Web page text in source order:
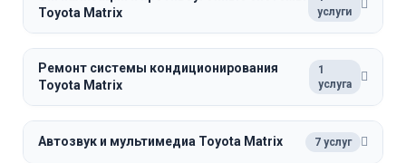
Toyota Matrix
услуги
Ремонт системы кондиционирования
Toyota Matrix
1
услуга
Автозвук и мультимедиа Toyota Matrix 7 услуг